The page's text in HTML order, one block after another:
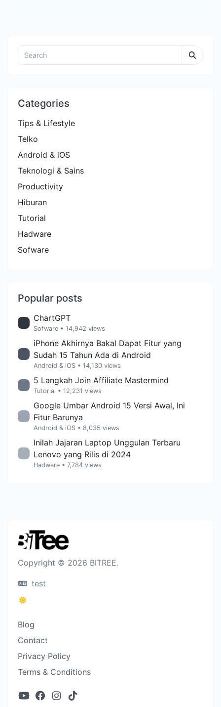
Categories
Tips & Lifestyle
Telko
Android & iOS
Teknologi & Sains
Productivity
Hiburan
Tutorial
Hadware
Sofware
Popular posts
ChartGPT
Sofware • 14,942 views
iPhone Akhirnya Bakal Dapat Fitur yang
Sudah 15 Tahun Ada di Android
Android & iOS • 14,130 views
5 Langkah Join Affiliate Mastermind
Tutorial • 12,231 views
Google Umbar Android 15 Versi Awal, Ini
Fitur Barunya
Android & iOS • 8,035 views
Inilah Jajaran Laptop Unggulan Terbaru
Lenovo yang Rilis di 2024
Hadware • 7,784 views
Copyright © 2026 BITREE.
test
Blog
Contact
Privacy Policy
Terms & Conditions